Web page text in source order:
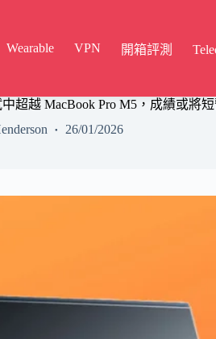
Wearable VPN 開箱評測
超越 MacBook Pro M5，成績或將
26/01/2026